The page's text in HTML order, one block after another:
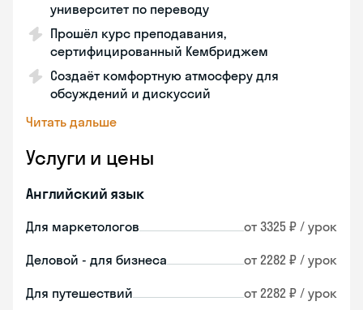
университет по переводу
Прошёл курс преподавания,
сертифицированный Кембриджем
Создаёт комфортную атмосферу для
обсуждений и дискуссий
Читать дальше
Услуги и цены
Английский язык
Для маркетологов от 3325 ₽ / урок
Деловой - для бизнеса от 2282 ₽ / урок
Для путешествий от 2282 ₽ / урок